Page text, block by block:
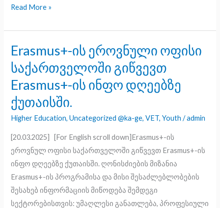
Read More »
Erasmus+-ის ეროვნული ოფისი
საქართველოში გიწვევთ
Erasmus+-ის ინფო დღეებზე
ქუთაისში.
Higher Education,Uncategorized @ka-ge,VET,Youth /admin
[20.03.2025] [For English scroll down]Erasmus+-ის
ეროვნულ ოფისი საქართველოში გიწვევთ Erasmus+-ის
ინფო დღეებზე ქუთაისში. ღონისძიების მიზანია
Erasmus+-ის პროგრამისა და მისი შესაძლებლობების
შესახებ ინფორმაციის მიწოდება შემდეგი
სექტორებისთვის: უმაღლესი განათლება, პროფესიული
Erasmus+-
ის
ეროვნული
ოფისი
საქართველოში
გიწვევთ
ის
ინფო
დღეებზე
ქუთაისში.